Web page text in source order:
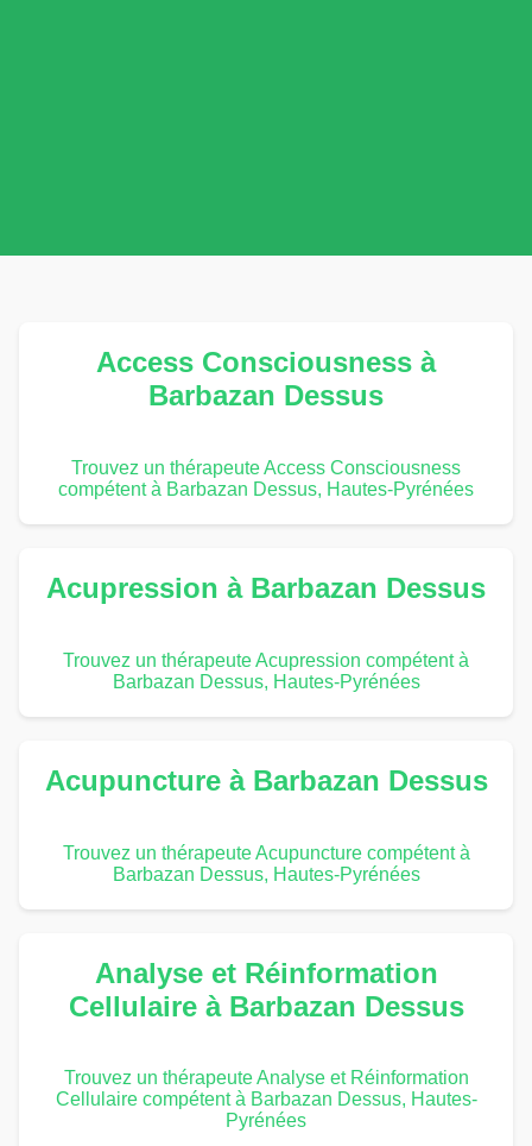
Access Consciousness à
Barbazan Dessus
Trouvez un thérapeute Access Consciousness
compétent à Barbazan Dessus, Hautes-Pyrénées
Acupression à Barbazan Dessus
Trouvez un thérapeute Acupression compétent à
Barbazan Dessus, Hautes-Pyrénées
Acupuncture à Barbazan Dessus
Trouvez un thérapeute Acupuncture compétent à
Barbazan Dessus, Hautes-Pyrénées
Analyse et Réinformation
Cellulaire à Barbazan Dessus
Trouvez un thérapeute Analyse et Réinformation
Cellulaire compétent à Barbazan Dessus, Hautes-
Pyrénées